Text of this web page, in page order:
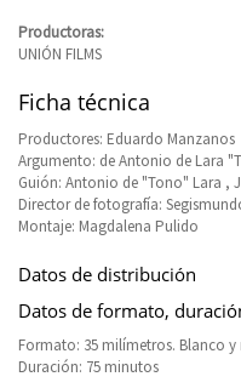
Productoras:
UNIÓN FILMS
Ficha técnica
Productores: Eduardo Manzanos
Argumento: de Antonio de Lara
Guión: Antonio de "Tono" Lara ,
Director de fotografía:
Montaje: Magdalena Pulido
Datos de distribución
Datos de formato,
Formato: 35 milímetros. Blanco
Duración: 75 minutos